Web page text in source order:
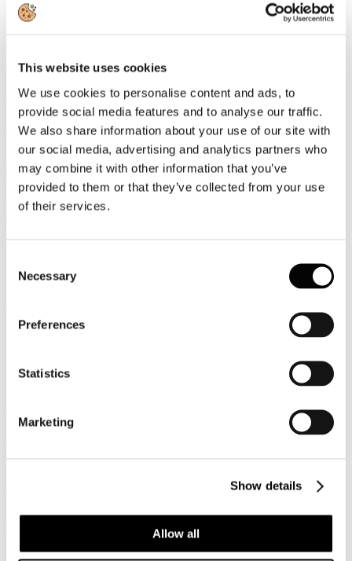
This website uses cookies
We use cookies to personalise content and ads, to
provide social media features and to analyse our traffic.
We also share information about your use of our site with
our social media, advertising and analytics partners who
may combine it with other information that you’ve
provided to them or that they’ve collected from your use
of their services.
Selection
Necessary
Preferences
Statistics
Marketing
Show details
Allow all
Contatti
Tel. +39 320 57 80 986
Email segreteria@federturismo.it
Come aderire
Login
Cerca...
Jfc: nel 2026 il gettito dell’imposta di
200milioni di euro
Categoria:
Con un gettito dell’imposta di soggiorno che nel 2025 ha segnato il
record di oltre 1 miliardo e 150 milioni di euro, con un incremento
stime JFC potrebbe toccare 1,2 miliardi nel 2026.
(Per maggiori informazioni: www.jfc.it)
Sei qui: